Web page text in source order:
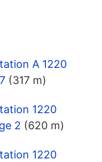
A 1220
(317 m)
1220
2 (620 m)
1220